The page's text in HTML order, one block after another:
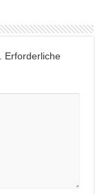
Erforderliche